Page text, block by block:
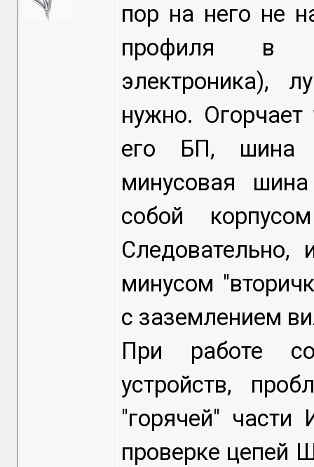
пор на него не
профиля в
электроника),
нужно.
его БП, шина
минусовая
собой
минусом
с заземлением
При работе со
устройств,
"горячей"
проверке цепей